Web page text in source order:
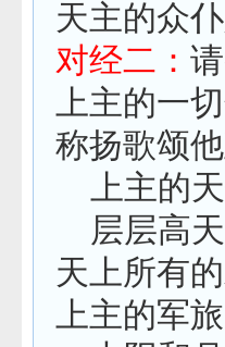
天主的众
对经二：
上主的一
称扬歌颂
上主的
层层高
天上所有
上主的军